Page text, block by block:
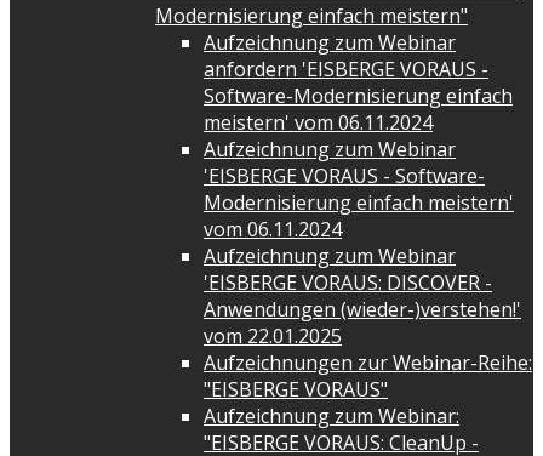
Modernisierung einfach meistern"
Aufzeichnung zum Webinar
anfordern 'EISBERGE VORAUS -
Software-Modernisierung einfach
meistern' vom 06.11.2024
Aufzeichnung zum Webinar
'EISBERGE VORAUS - Software-
Modernisierung einfach meistern'
vom 06.11.2024
Aufzeichnung zum Webinar
'EISBERGE VORAUS: DISCOVER -
Anwendungen (wieder-)verstehen!'
vom 22.01.2025
Aufzeichnungen zur Webinar-Reihe:
"EISBERGE VORAUS"
Aufzeichnung zum Webinar:
"EISBERGE VORAUS: CleanUp -